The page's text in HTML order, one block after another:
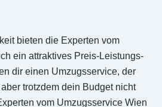
bieten die Experten vom
ein attraktives Preis-Leistungs-
dir einen Umzugsservice, der
trotzdem dein Budget nicht
vom Umzugsservice Wien